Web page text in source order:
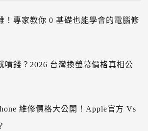
！專家教你 0 基礎也能學會的電腦修
噴錢？2026 台灣換螢幕價格真相公
維修價格大公開！Apple官方 Vs